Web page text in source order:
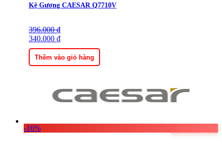
Kệ Gương CAESAR Q7710V
396.000₫
Giá
gốc
là:
396.000 ₫.
340.000 ₫
Giá
hiện
tại
là:
340.000 ₫.
Thêm vào giỏ hàng
-16%